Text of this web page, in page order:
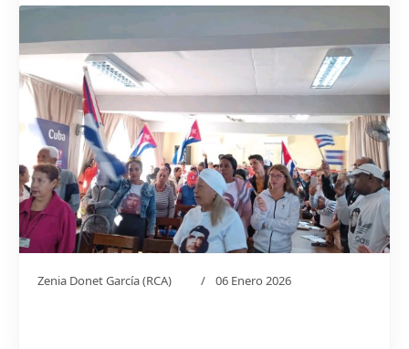
Zenia Donet García (RCA) 06 Enero 2026